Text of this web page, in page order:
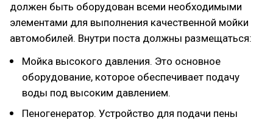
должен быть оборудован всеми необходимыми
элементами для выполнения качественной мойки
автомобилей. Внутри поста должны размещаться:
Мойка высокого давления. Это основное
оборудование, которое обеспечивает подачу
воды под высоким давлением.
Пеногенератор. Устройство для подачи пены